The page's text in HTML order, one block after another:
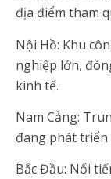
địa điểm tham
Nội Hồ: Khu
nghiệp lớn,
kinh tế.
Nam Cảng:
đang phát
Bắc Đầu: Nổi